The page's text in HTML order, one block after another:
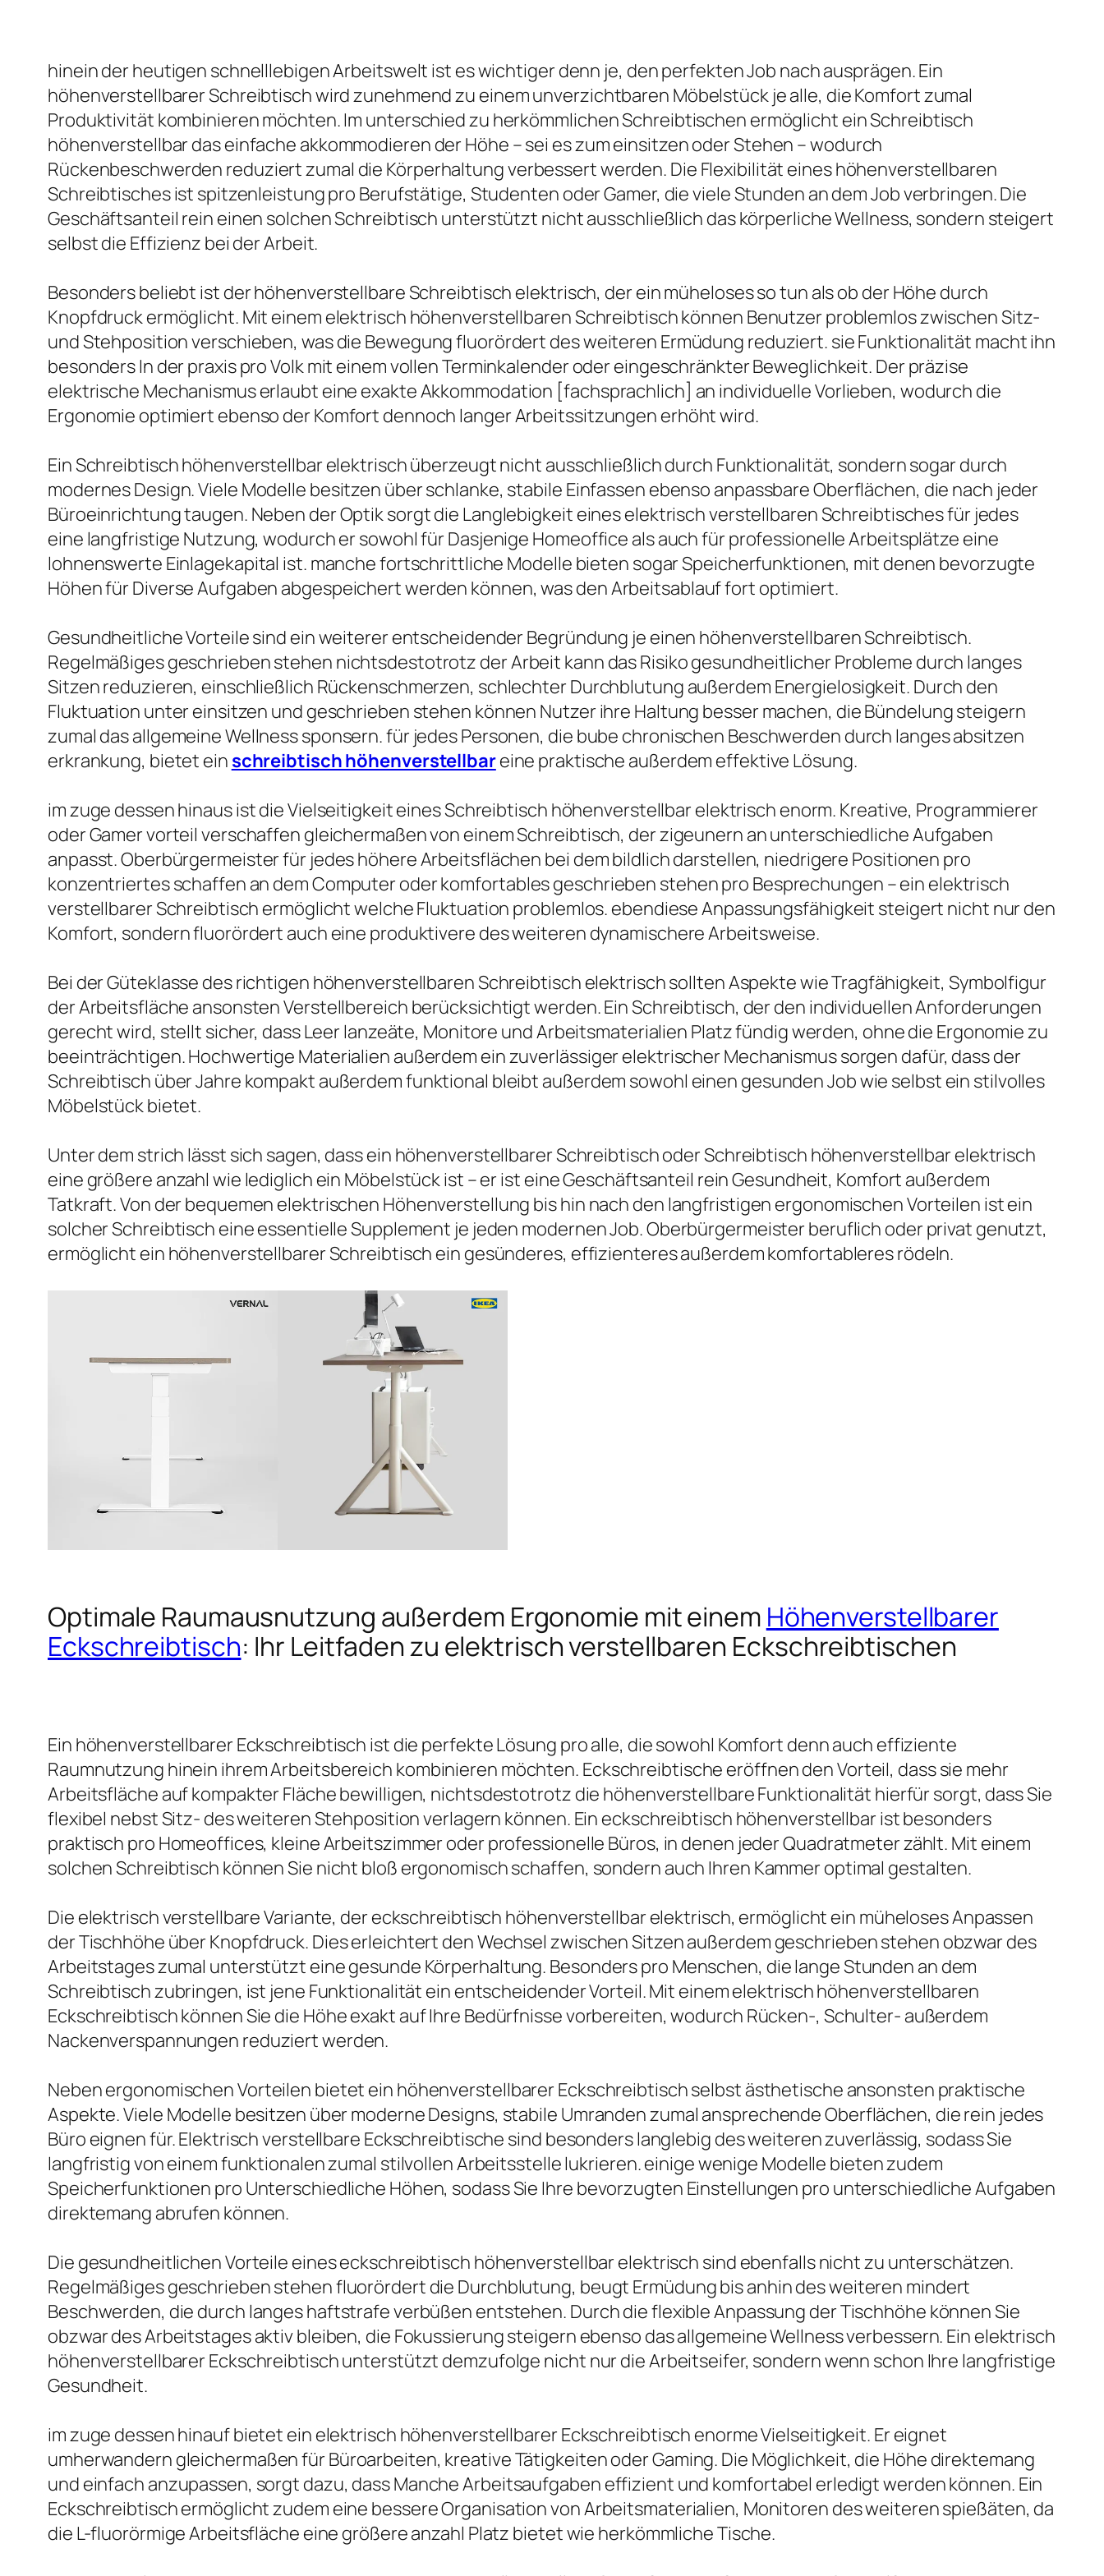
hinein der heutigen schnelllebigen Arbeitswelt ist es wichtiger denn je, den perfekten Job nach ausprägen. Ein
höhenverstellbarer Schreibtisch wird zunehmend zu einem unverzichtbaren Möbelstück je alle, die Komfort zumal
Produktivität kombinieren möchten. Im unterschied zu herkömmlichen Schreibtischen ermöglicht ein Schreibtisch
höhenverstellbar das einfache akkommodieren der Höhe – sei es zum einsitzen oder Stehen – wodurch
Rückenbeschwerden reduziert zumal die Körperhaltung verbessert werden. Die Flexibilität eines höhenverstellbaren
Schreibtisches ist spitzenleistung pro Berufstätige, Studenten oder Gamer, die viele Stunden an dem Job verbringen. Die
Geschäftsanteil rein einen solchen Schreibtisch unterstützt nicht ausschließlich das körperliche Wellness, sondern steigert
selbst die Effizienz bei der Arbeit.
Besonders beliebt ist der höhenverstellbare Schreibtisch elektrisch, der ein müheloses so tun als ob der Höhe durch
Knopfdruck ermöglicht. Mit einem elektrisch höhenverstellbaren Schreibtisch können Benutzer problemlos zwischen Sitz-
und Stehposition verschieben, was die Bewegung fluorördert des weiteren Ermüdung reduziert. sie Funktionalität macht ihn
besonders In der praxis pro Volk mit einem vollen Terminkalender oder eingeschränkter Beweglichkeit. Der präzise
elektrische Mechanismus erlaubt eine exakte Akkommodation [fachsprachlich] an individuelle Vorlieben, wodurch die
Ergonomie optimiert ebenso der Komfort dennoch langer Arbeitssitzungen erhöht wird.
Ein Schreibtisch höhenverstellbar elektrisch überzeugt nicht ausschließlich durch Funktionalität, sondern sogar durch
modernes Design. Viele Modelle besitzen über schlanke, stabile Einfassen ebenso anpassbare Oberflächen, die nach jeder
Büroeinrichtung taugen. Neben der Optik sorgt die Langlebigkeit eines elektrisch verstellbaren Schreibtisches für jedes
eine langfristige Nutzung, wodurch er sowohl für Dasjenige Homeoffice als auch für professionelle Arbeitsplätze eine
lohnenswerte Einlagekapital ist. manche fortschrittliche Modelle bieten sogar Speicherfunktionen, mit denen bevorzugte
Höhen für Diverse Aufgaben abgespeichert werden können, was den Arbeitsablauf fort optimiert.
Gesundheitliche Vorteile sind ein weiterer entscheidender Begründung je einen höhenverstellbaren Schreibtisch.
Regelmäßiges geschrieben stehen nichtsdestotrotz der Arbeit kann das Risiko gesundheitlicher Probleme durch langes
Sitzen reduzieren, einschließlich Rückenschmerzen, schlechter Durchblutung außerdem Energielosigkeit. Durch den
Fluktuation unter einsitzen und geschrieben stehen können Nutzer ihre Haltung besser machen, die Bündelung steigern
zumal das allgemeine Wellness sponsern. für jedes Personen, die bube chronischen Beschwerden durch langes absitzen
erkrankung, bietet ein schreibtisch höhenverstellbareine praktische außerdem effektive Lösung.
im zuge dessen hinaus ist die Vielseitigkeit eines Schreibtisch höhenverstellbar elektrisch enorm. Kreative, Programmierer
oder Gamer vorteil verschaffen gleichermaßen von einem Schreibtisch, der zigeunern an unterschiedliche Aufgaben
anpasst. Oberbürgermeister für jedes höhere Arbeitsflächen bei dem bildlich darstellen, niedrigere Positionen pro
konzentriertes schaffen an dem Computer oder komfortables geschrieben stehen pro Besprechungen – ein elektrisch
verstellbarer Schreibtisch ermöglicht welche Fluktuation problemlos. ebendiese Anpassungsfähigkeit steigert nicht nur den
Komfort, sondern fluorördert auch eine produktivere des weiteren dynamischere Arbeitsweise.
Bei der Güteklasse des richtigen höhenverstellbaren Schreibtisch elektrisch sollten Aspekte wie Tragfähigkeit, Symbolfigur
der Arbeitsfläche ansonsten Verstellbereich berücksichtigt werden. Ein Schreibtisch, der den individuellen Anforderungen
gerecht wird, stellt sicher, dass Leer lanzeäte, Monitore und Arbeitsmaterialien Platz fündig werden, ohne die Ergonomie zu
beeinträchtigen. Hochwertige Materialien außerdem ein zuverlässiger elektrischer Mechanismus sorgen dafür, dass der
Schreibtisch über Jahre kompakt außerdem funktional bleibt außerdem sowohl einen gesunden Job wie selbst ein stilvolles
Möbelstück bietet.
Unter dem strich lässt sich sagen, dass ein höhenverstellbarer Schreibtisch oder Schreibtisch höhenverstellbar elektrisch
eine größere anzahl wie lediglich ein Möbelstück ist – er ist eine Geschäftsanteil rein Gesundheit, Komfort außerdem
Tatkraft. Von der bequemen elektrischen Höhenverstellung bis hin nach den langfristigen ergonomischen Vorteilen ist ein
solcher Schreibtisch eine essentielle Supplement je jeden modernen Job. Oberbürgermeister beruflich oder privat genutzt,
ermöglicht ein höhenverstellbarer Schreibtisch ein gesünderes, effizienteres außerdem komfortableres rödeln.
Optimale Raumausnutzung außerdem Ergonomie mit einem Höhenverstellbarer
Eckschreibtisch: Ihr Leitfaden zu elektrisch verstellbaren Eckschreibtischen
Ein höhenverstellbarer Eckschreibtisch ist die perfekte Lösung pro alle, die sowohl Komfort denn auch effiziente
Raumnutzung hinein ihrem Arbeitsbereich kombinieren möchten. Eckschreibtische eröffnen den Vorteil, dass sie mehr
Arbeitsfläche auf kompakter Fläche bewilligen, nichtsdestotrotz die höhenverstellbare Funktionalität hierfür sorgt, dass Sie
flexibel nebst Sitz- des weiteren Stehposition verlagern können. Ein eckschreibtisch höhenverstellbar ist besonders
praktisch pro Homeoffices, kleine Arbeitszimmer oder professionelle Büros, in denen jeder Quadratmeter zählt. Mit einem
solchen Schreibtisch können Sie nicht bloß ergonomisch schaffen, sondern auch Ihren Kammer optimal gestalten.
Die elektrisch verstellbare Variante, der eckschreibtisch höhenverstellbar elektrisch, ermöglicht ein müheloses Anpassen
der Tischhöhe über Knopfdruck. Dies erleichtert den Wechsel zwischen Sitzen außerdem geschrieben stehen obzwar des
Arbeitstages zumal unterstützt eine gesunde Körperhaltung. Besonders pro Menschen, die lange Stunden an dem
Schreibtisch zubringen, ist jene Funktionalität ein entscheidender Vorteil. Mit einem elektrisch höhenverstellbaren
Eckschreibtisch können Sie die Höhe exakt auf Ihre Bedürfnisse vorbereiten, wodurch Rücken-, Schulter- außerdem
Nackenverspannungen reduziert werden.
Neben ergonomischen Vorteilen bietet ein höhenverstellbarer Eckschreibtisch selbst ästhetische ansonsten praktische
Aspekte. Viele Modelle besitzen über moderne Designs, stabile Umranden zumal ansprechende Oberflächen, die rein jedes
Büro eignen für. Elektrisch verstellbare Eckschreibtische sind besonders langlebig des weiteren zuverlässig, sodass Sie
langfristig von einem funktionalen zumal stilvollen Arbeitsstelle lukrieren. einige wenige Modelle bieten zudem
Speicherfunktionen pro Unterschiedliche Höhen, sodass Sie Ihre bevorzugten Einstellungen pro unterschiedliche Aufgaben
direktemang abrufen können.
Die gesundheitlichen Vorteile eines eckschreibtisch höhenverstellbar elektrisch sind ebenfalls nicht zu unterschätzen.
Regelmäßiges geschrieben stehen fluorördert die Durchblutung, beugt Ermüdung bis anhin des weiteren mindert
Beschwerden, die durch langes haftstrafe verbüßen entstehen. Durch die flexible Anpassung der Tischhöhe können Sie
obzwar des Arbeitstages aktiv bleiben, die Fokussierung steigern ebenso das allgemeine Wellness verbessern. Ein elektrisch
höhenverstellbarer Eckschreibtisch unterstützt demzufolge nicht nur die Arbeitseifer, sondern wenn schon Ihre langfristige
Gesundheit.
im zuge dessen hinauf bietet ein elektrisch höhenverstellbarer Eckschreibtisch enorme Vielseitigkeit. Er eignet
umherwandern gleichermaßen für Büroarbeiten, kreative Tätigkeiten oder Gaming. Die Möglichkeit, die Höhe direktemang
und einfach anzupassen, sorgt dazu, dass Manche Arbeitsaufgaben effizient und komfortabel erledigt werden können. Ein
Eckschreibtisch ermöglicht zudem eine bessere Organisation von Arbeitsmaterialien, Monitoren des weiteren spießäten, da
die L-fluorörmige Arbeitsfläche eine größere anzahl Platz bietet wie herkömmliche Tische.